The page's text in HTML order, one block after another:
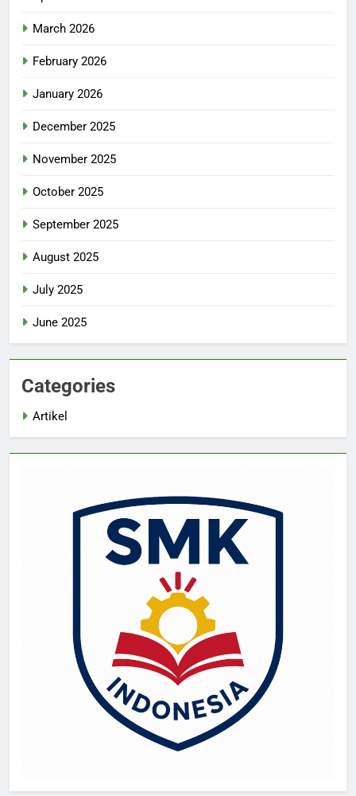
March 2026
February 2026
January 2026
December 2025
November 2025
October 2025
September 2025
August 2025
July 2025
June 2025
Categories
Artikel